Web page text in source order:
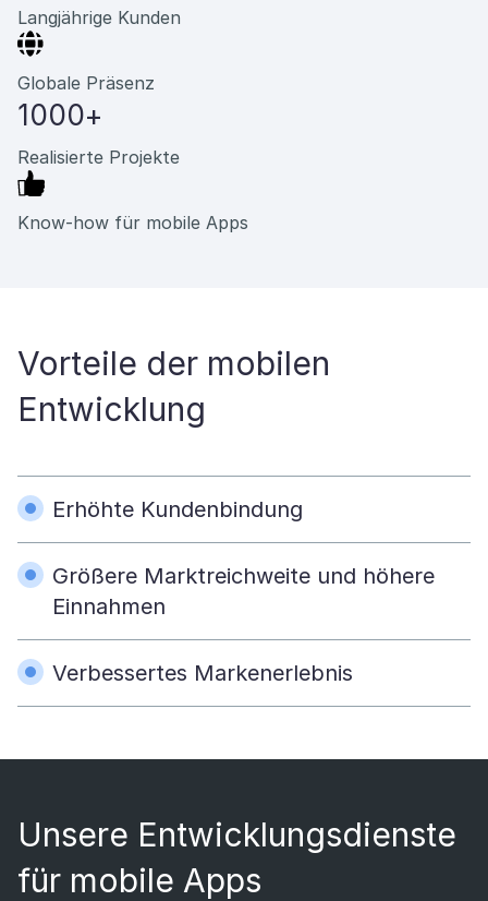
Langjährige Kunden
Globale Präsenz
1000+
Realisierte Projekte
Know-how für mobile Apps
Vorteile der mobilen
Entwicklung
Erhöhte Kundenbindung
Größere Marktreichweite und höhere
Einnahmen
Verbessertes Markenerlebnis
Unsere Entwicklungsdienste
für mobile Apps